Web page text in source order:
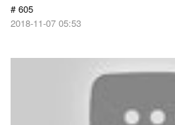
# 605
2018-11-07 05:53